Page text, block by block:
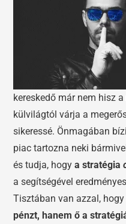
kereskedő már nem hisz
külvilágtól várja a
sikeressé. Önmagában
piac tartozna neki
és tudja, hogya stratégia
a segítségével
Tisztában van azzal,
pénzt, hanem ő a